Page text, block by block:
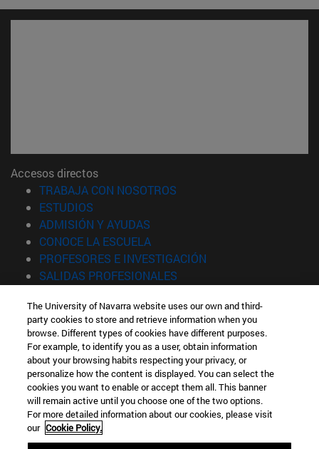
Accesos directos
TRABAJA CON NOSOTROS
ESTUDIOS
ADMISIÓN Y AYUDAS
CONOCE LA ESCUELA(abre en nueva ventana)
PROFESORES E INVESTIGACIÓN
SALIDAS PROFESIONALES
Información
TFNO +34 943 21 98 77
¿QUÉ GRADO TE INTERESA?
¿QUÉ MÁSTER TE INTERESA?
© Universidad de Navarra
Información legal
Accesibilidad
The University of Navarra website uses our own and third-
party cookies to store and retrieve information when you
browse. Different types of cookies have different purposes.
For example, to identify you as a user, obtain information
about your browsing habits respecting your privacy, or
personalize how the content is displayed. You can select the
cookies you want to enable or accept them all. This banner
will remain active until you choose one of the two options.
For more detailed information about our cookies, please visit
our Cookie Policy.